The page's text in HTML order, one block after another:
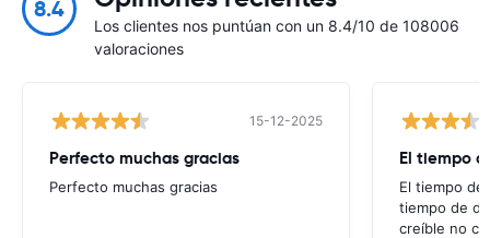
8.4
Los clientes nos puntúan con un 8.4/10 de 108006
valoraciones
15-12-2025
Perfecto muchas gracias
Perfecto muchas gracias
El tiempo
El tiempo
tiempo de
creíble no